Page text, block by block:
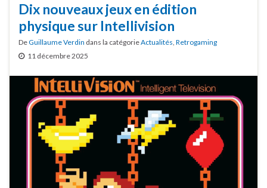
Dix nouveaux jeux en édition
physique sur Intellivision
DeGuillaume Verdin dans la catégorieActualités, Retrogaming
11 décembre 2025